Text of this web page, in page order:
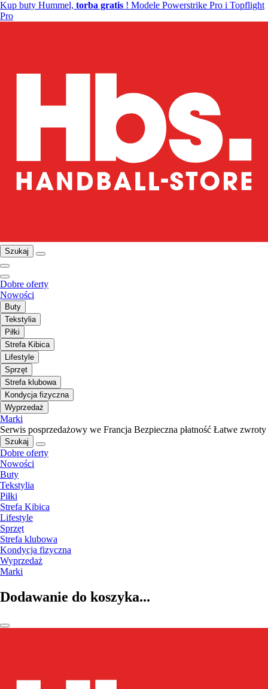
Kup buty Hummel, torba gratis ! Modele Powerstrike Pro i Topflight
Pro
Szukaj
Dobre oferty
Nowości
Buty
Tekstylia
Piłki
Strefa Kibica
Lifestyle
Sprzęt
Strefa klubowa
Kondycja fizyczna
Wyprzedaż
Marki
Serwis posprzedażowy we Francja Bezpieczna płatność Łatwe zwroty
Szukaj
Dobre oferty
Nowości
Buty
Tekstylia
Piłki
Strefa Kibica
Lifestyle
Sprzęt
Strefa klubowa
Kondycja fizyczna
Wyprzedaż
Marki
Dodawanie do koszyka...